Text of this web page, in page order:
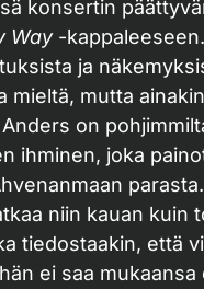
konsertin
Way-
ja
mieltä, mutta
on
ihminen, joka
niin kauan kuin
tiedostaakin, että
ei saa mukaansa